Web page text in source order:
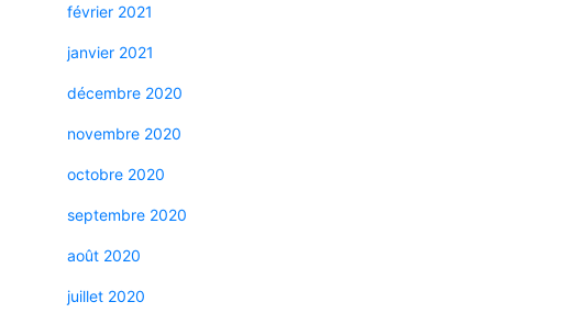
février 2021
janvier 2021
décembre 2020
novembre 2020
octobre 2020
septembre 2020
août 2020
juillet 2020